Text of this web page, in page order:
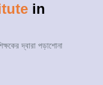
in
দ্বারা পড়াশোনা